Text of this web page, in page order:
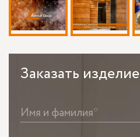
Заказать изделие
Имя и фамилия*